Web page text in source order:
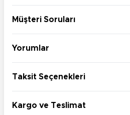
Müşteri Soruları
Yorumlar
Taksit Seçenekleri
Kargo ve Teslimat